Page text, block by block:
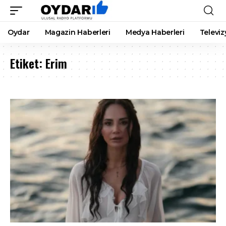
Oydar Magazin Haberleri Medya Haberleri
Etiket: Erim